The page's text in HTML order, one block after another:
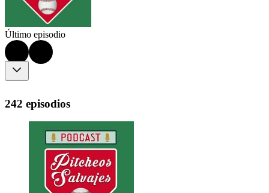
Último episodio
242 episodios